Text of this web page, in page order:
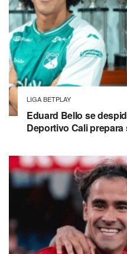
LIGA BETPLAY
Eduard Bello se
Deportivo Cali